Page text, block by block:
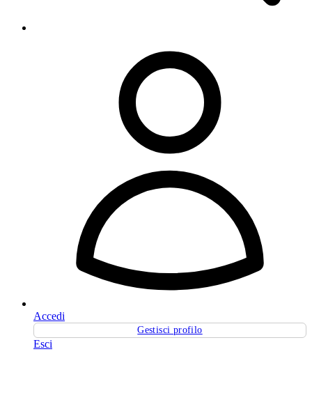
Accedi
Gestisci profilo
Esci